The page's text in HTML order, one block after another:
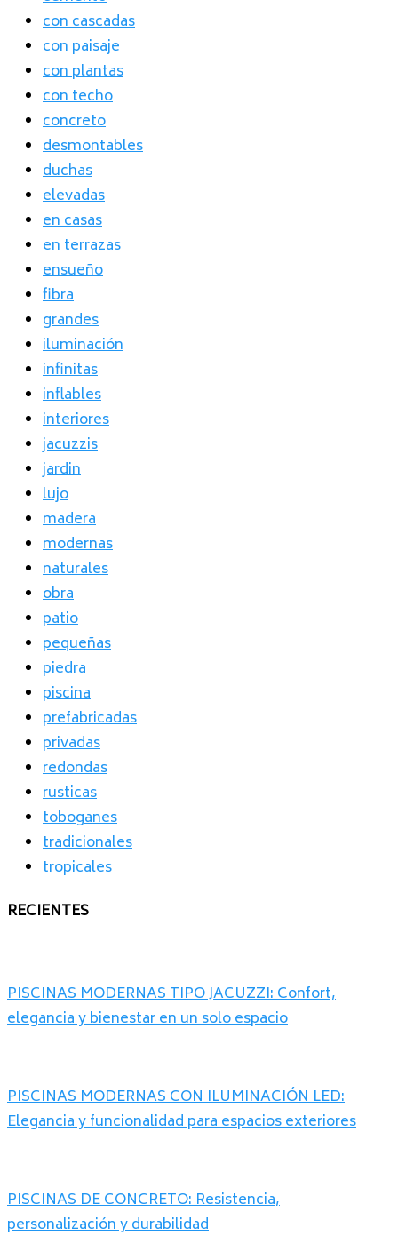
con cascadas
con paisaje
con plantas
con techo
concreto
desmontables
duchas
elevadas
en casas
en terrazas
ensueño
fibra
grandes
iluminación
infinitas
inflables
interiores
jacuzzis
jardin
lujo
madera
modernas
naturales
obra
patio
pequeñas
piedra
piscina
prefabricadas
privadas
redondas
rusticas
toboganes
tradicionales
tropicales
RECIENTES
PISCINAS MODERNAS TIPO JACUZZI: Confort,
elegancia y bienestar en un solo espacio
PISCINAS MODERNAS CON ILUMINACIÓN LED:
Elegancia y funcionalidad para espacios exteriores
PISCINAS DE CONCRETO: Resistencia,
personalización y durabilidad